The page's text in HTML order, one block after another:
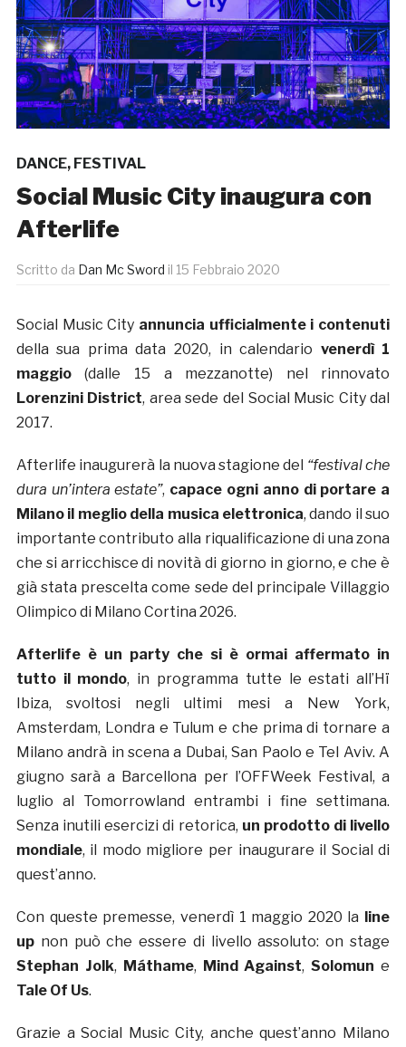
DANCE, FESTIVAL
Social Music City inaugura con
Afterlife
Scritto da Dan Mc Sword il 15 Febbraio 2020
Social Music City annuncia ufficialmente i contenuti
della sua prima data 2020, in calendario venerdì 1
maggio(dalle 15 a mezzanotte) nel rinnovato
Lorenzini District, area sede del Social Music City dal
2017.
Afterlife inaugurerà la nuova stagione del “festival che
dura un’intera estate”, capace ogni anno di portare a
Milano il meglio della musica elettronica, dando il suo
importante contributo alla riqualificazione di una zona
che si arricchisce di novità di giorno in giorno, e che è
già stata prescelta come sede del principale Villaggio
Olimpico di Milano Cortina 2026.
Afterlife è un party che si è ormai affermato in
tutto il mondo, in programma tutte le estati all’Hï
Ibiza, svoltosi negli ultimi mesi a New York,
Amsterdam, Londra e Tulum e che prima di tornare a
Milano andrà in scena a Dubai, San Paolo e Tel Aviv. A
giugno sarà a Barcellona per l’OFFWeek Festival, a
luglio al Tomorrowland entrambi i fine settimana.
Senza inutili esercizi di retorica, un prodotto di livello
mondiale, il modo migliore per inaugurare il Social di
quest’anno.
Con queste premesse, venerdì 1 maggio 2020 la
line
upnon può che essere di livello assoluto: on stage
Stephan Jolk, Máthame, Mind Against, Solomun e
Tale Of Us.
Grazie a Social Music City, anche quest’anno Milano